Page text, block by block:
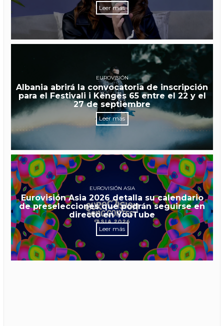
Leer más
EUROVISIÓN
Albania abrirá la convocatoria de inscripción
para el Festivali i Këngës 65 entre el 22 y el
27 de septiembre
Leer más
EUROVISIÓN ASIA
Eurovisión Asia 2026 detalla su calendario
de preselecciones que podrán seguirse en
directo en YouTube
Leer más